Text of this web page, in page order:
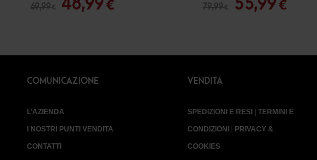
69,99€
era:
69,99 €.
48,99€
è:
79,99€
era:
55,99€
è:
COMUNICAZIONE
L’AZIENDA
I NOSTRI PUNTI VENDITA
CONTATTI
VENDITA
SPEDIZIONI E RESI| TERMINI E
CONDIZIONI| PRIVACY &
COOKIES